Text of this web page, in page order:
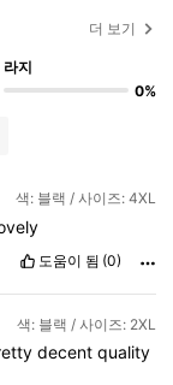
더 보기
라지
0%
색: 블랙 / 사이즈: 4XL
도움이 됨 (0)
색: 블랙 / 사이즈: 2XL
decentquality